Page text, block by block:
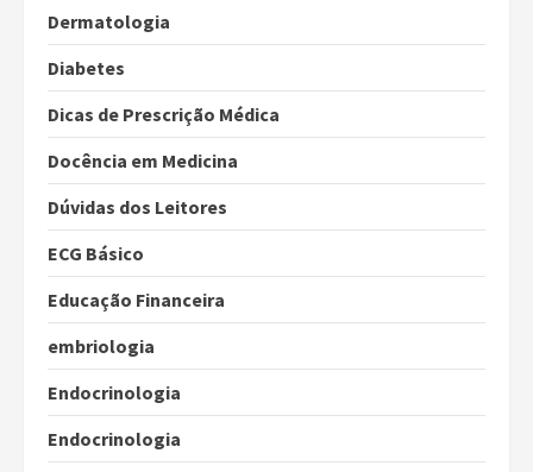
Dermatologia
Diabetes
Dicas de Prescrição Médica
Docência em Medicina
Dúvidas dos Leitores
ECG Básico
Educação Financeira
embriologia
Endocrinologia
Endocrinologia